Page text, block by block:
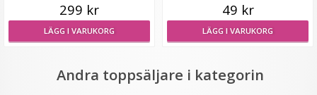
LÄGG I VARUKORG
299 kr
LÄGG I VARUKORG
49 kr
LÄGG I VARUKORG
Andra toppsäljare i kategorin